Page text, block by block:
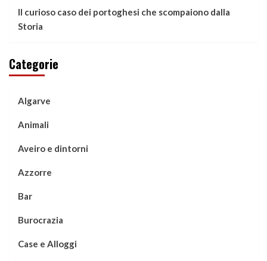
Il curioso caso dei portoghesi che scompaiono dalla
Storia
Categorie
Algarve
Animali
Aveiro e dintorni
Azzorre
Bar
Burocrazia
Case e Alloggi